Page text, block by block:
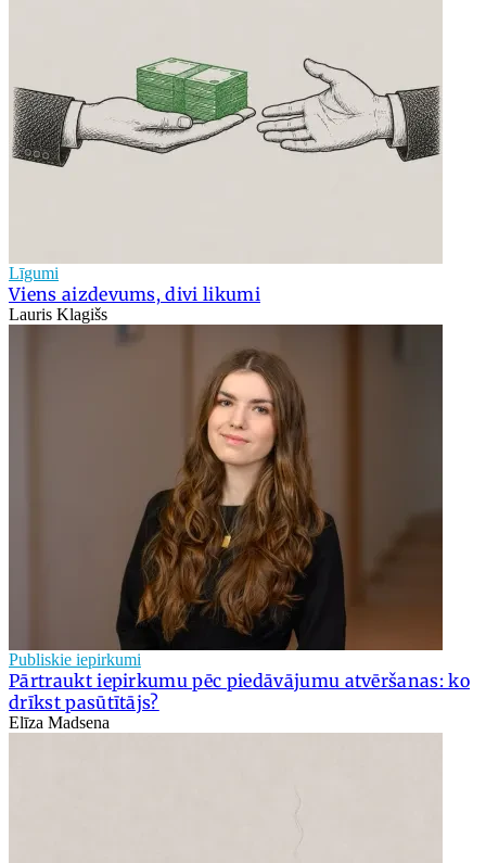
Līgumi
Viens aizdevums, divi likumi
Lauris Klagišs
Publiskie iepirkumi
Pārtraukt iepirkumu pēc piedāvājumu atvēršanas: ko
drīkst pasūtītājs?
Elīza Madsena